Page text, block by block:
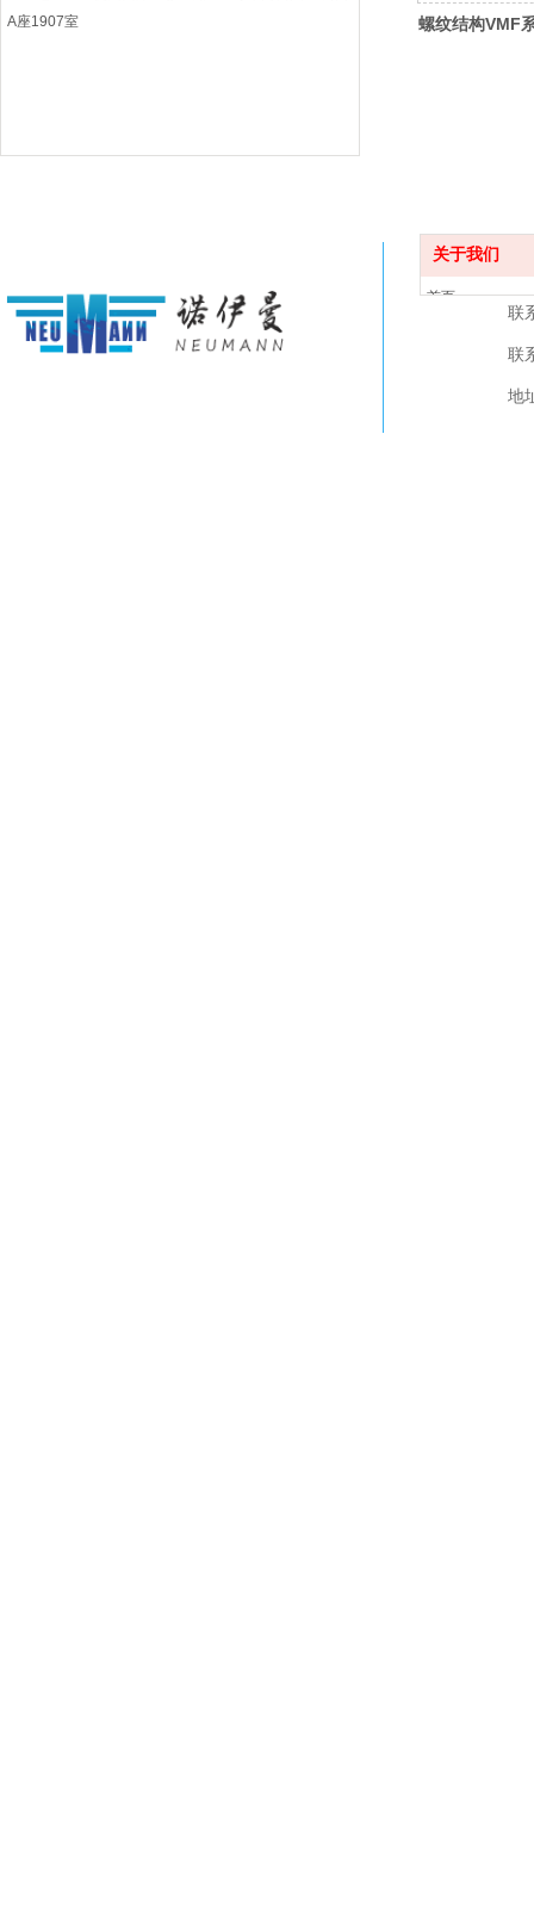
A座1907室
螺纹结构VMF
关于我们
首页
联
联
地